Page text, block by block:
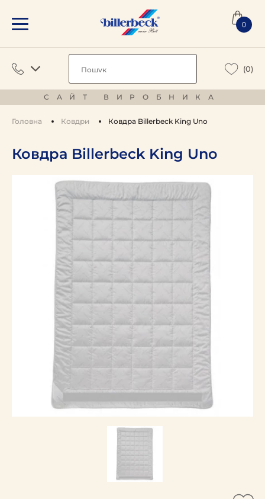
0
(0)
САЙТ ВИРОБНИКА
Головна Ковдри Ковдра Billerbeck King Uno
Ковдра Billerbeck King Uno